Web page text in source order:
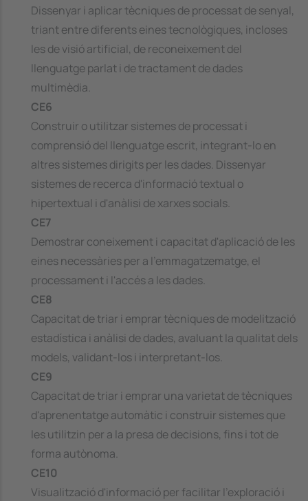
Dissenyar i aplicar tècniques de processat de senyal,
triant entre diferents eines tecnològiques, incloses
les de visió artificial, de reconeixement del
llenguatge parlat i de tractament de dades
multimèdia.
CE6
Construir o utilitzar sistemes de processat i
comprensió del llenguatge escrit, integrant-lo en
altres sistemes dirigits per les dades. Dissenyar
sistemes de recerca d'informació textual o
hipertextual i d'anàlisi de xarxes socials.
CE7
Demostrar coneixement i capacitat d'aplicació de les
eines necessàries per a l'emmagatzematge, el
processament i l'accés a les dades.
CE8
Capacitat de triar i emprar tècniques de modelització
estadística i anàlisi de dades, avaluant la qualitat dels
models, validant-los i interpretant-los.
CE9
Capacitat de triar i emprar una varietat de tècniques
d'aprenentatge automàtic i construir sistemes que
les utilitzin per a la presa de decisions, fins i tot de
forma autònoma.
CE10
Visualització d'informació per facilitar l'exploració i